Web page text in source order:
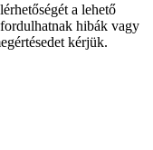
a lehető
hibák vagy
kérjük.